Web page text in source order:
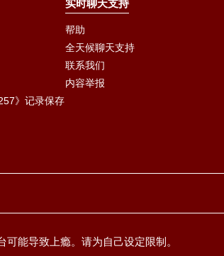
》记录保存
实时聊天支持
帮助
全天候聊天支持
联系我们
内容举报
可能导致上瘾。请为自己设定限制。